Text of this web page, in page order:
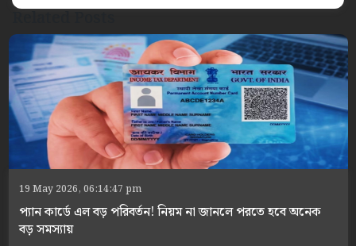
19 May 2026, 06:14:47 pm
প্যান কার্ডে এল বড় পরিবর্তন! নিয়ম না জানলে পরতে হবে অনেক
বড় সমস্যায়